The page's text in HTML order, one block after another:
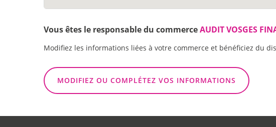
Vous êtes le responsable du commerceAUDIT VOSGES
Modifiez les informations liées à votre commerce et bénéficiez du
MODIFIEZ OU COMPLÉTEZ VOS INFORMATIONS